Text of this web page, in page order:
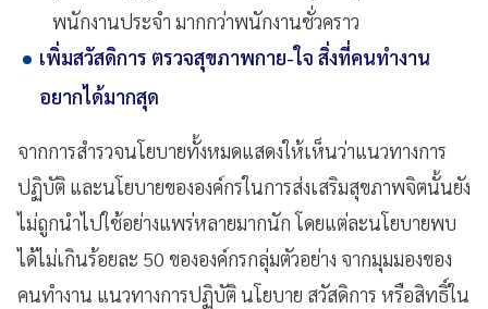
พนักงานประจำ มากกว่าพนักงานชั่วคราว
เพิ่มสวัสดิการ ตรวจสุขภาพกาย-ใจ สิ่งที่คนทำงาน
อยากได้มากสุด
จากการสำรวจนโยบายทั้งหมดแสดงให้เห็นว่าแนวทางการ
ปฏิบัติ และนโยบายขององค์กรในการส่งเสริมสุขภาพจิตนั้นยัง
ไม่ถูกนำไปใช้อย่างแพร่หลายมากนัก โดยแต่ละนโยบายพบ
ได้ไม่เกินร้อยละ 50 ขององค์กรกลุ่มตัวอย่าง จากมุมมองของ
คนทำงาน แนวทางการปฏิบัติ นโยบาย สวัสดิการ หรือสิทธิ์ใน